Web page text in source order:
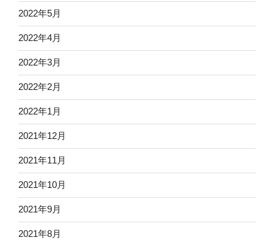
2022年5月
2022年4月
2022年3月
2022年2月
2022年1月
2021年12月
2021年11月
2021年10月
2021年9月
2021年8月